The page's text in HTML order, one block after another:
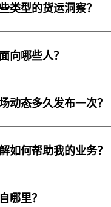
类型的货运洞察？
向哪些人？
动态多久发布一次？
如何帮助我的业务？
哪里？